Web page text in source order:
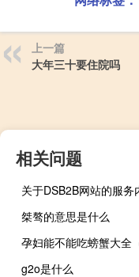
上一篇
大年三十要住院吗
相关问题
关于DSB2B网站的服务
桀骜的意思是什么
g2o是什么